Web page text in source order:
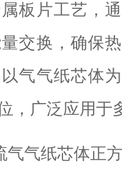
板片工艺，
交换，确保
气气纸芯体
，广泛应用于